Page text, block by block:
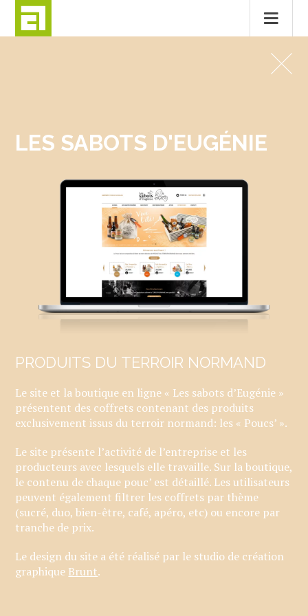
LES SABOTS D'EUGÉNIE
PRODUITS DU TERROIR NORMAND
Le site et la boutique en ligne « Les sabots d’Eugénie »
présentent des coffrets contenant des produits
exclusivement issus du terroir normand: les « Poucs’ ».
Le site présente l’activité de l’entreprise et les
producteurs avec lesquels elle travaille. Sur la boutique,
le contenu de chaque pouc’ est détaillé. Les utilisateurs
peuvent également filtrer les coffrets par thème
(sucré, duo, bien-être, café, apéro, etc) ou encore par
tranche de prix.
Le design du site a été réalisé par le studio de création
graphique Brunt.
MENTIONS LÉGALES CONTACT
© 2026ALTITUDE